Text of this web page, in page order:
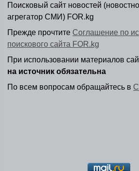
Поисковый сайт новостей
агрегатор СМИ) FOR.kg
Прежде прочтите Соглашение по
поискового сайта FOR.kg
При использовании материалов
на источник обязательна
По всем вопросам обращайтесь в